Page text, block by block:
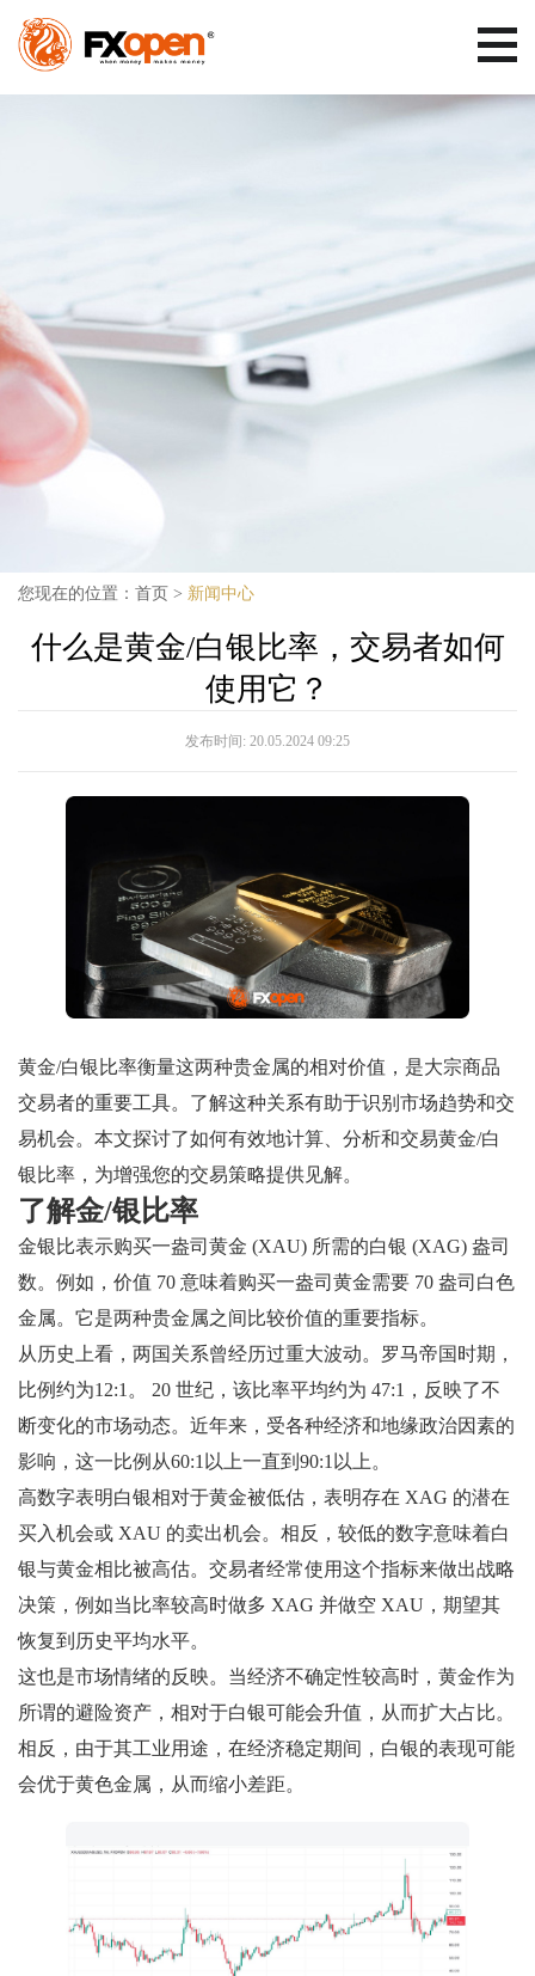
您现在的位置： 首页 > 新闻中心
什么是黄金/白银比率，交易者如何
使用它？
发布时间: 20.05.2024 09:25
黄金/白银比率衡量这两种贵金属的相对价值，是大宗商品
交易者的重要工具。了解这种关系有助于识别市场趋势和交
易机会。本文探讨了如何有效地计算、分析和交易黄金/白
银比率，为增强您的交易策略提供见解。
了解金/银比率
金银比表示购买一盎司黄金 (XAU) 所需的白银 (XAG) 盎司
数。例如，价值 70 意味着购买一盎司黄金需要 70 盎司白色
金属。它是两种贵金属之间比较价值的重要指标。
从历史上看，两国关系曾经历过重大波动。罗马帝国时期，
比例约为12:1。 20 世纪，该比率平均约为 47:1，反映了不
断变化的市场动态。近年来，受各种经济和地缘政治因素的
影响，这一比例从60:1以上一直到90:1以上。
高数字表明白银相对于黄金被低估，表明存在 XAG 的潜在
买入机会或 XAU 的卖出机会。相反，较低的数字意味着白
银与黄金相比被高估。交易者经常使用这个指标来做出战略
决策，例如当比率较高时做多 XAG 并做空 XAU，期望其
恢复到历史平均水平。
这也是市场情绪的反映。当经济不确定性较高时，黄金作为
所谓的避险资产，相对于白银可能会升值，从而扩大占比。
相反，由于其工业用途，在经济稳定期间，白银的表现可能
会优于黄色金属，从而缩小差距。